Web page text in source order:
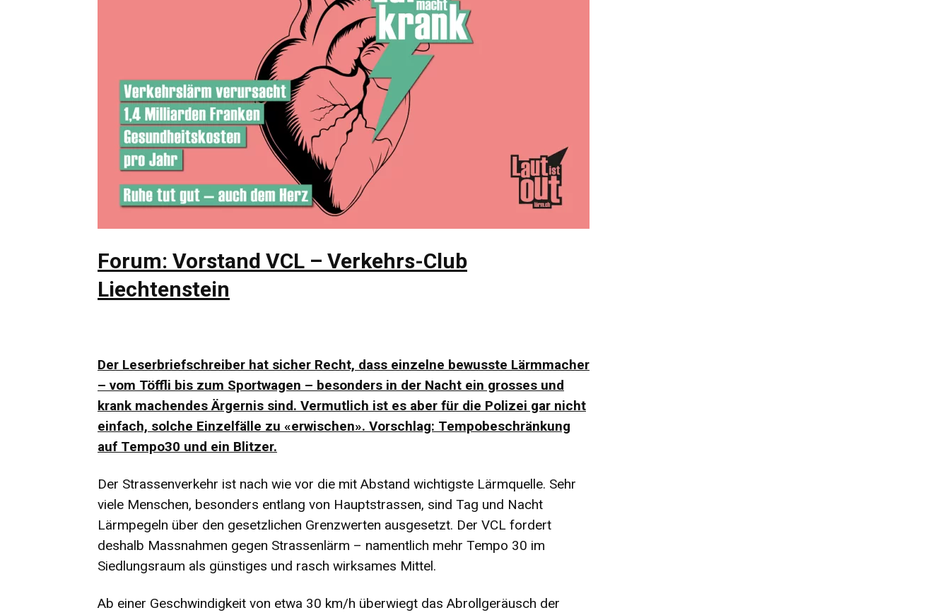
Forum: Vorstand VCL – Verkehrs-Club
Liechtenstein
Der Leserbriefschreiber hat sicher Recht, dass einzelne bewusste Lärmmacher
– vom Töffli bis zum Sportwagen – besonders in der Nacht ein grosses und
krank machendes Ärgernis sind. Vermutlich ist es aber für die Polizei gar nicht
einfach, solche Einzelfälle zu «erwischen». Vorschlag: Tempobeschränkung
auf Tempo30 und ein Blitzer.
Der Strassenverkehr ist nach wie vor die mit Abstand wichtigste Lärmquelle. Sehr
viele Menschen, besonders entlang von Hauptstrassen, sind Tag und Nacht
Lärmpegeln über den gesetzlichen Grenzwerten ausgesetzt. Der VCL fordert
deshalb Massnahmen gegen Strassenlärm – namentlich mehr Tempo 30 im
Siedlungsraum als günstiges und rasch wirksames Mittel.
Ab einer Geschwindigkeit von etwa 30 km/h überwiegt das Abrollgeräusch der